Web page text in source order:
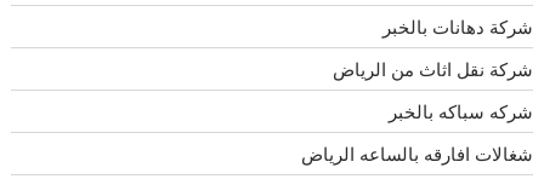
شركة دهانات بالخبر
شركة نقل اثاث من الرياض
شركه سباكه بالخبر
شغالات افارقه بالساعه الرياض